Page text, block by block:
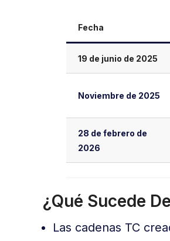
Fecha
19 de junio de 2025
Noviembre de 2025
28 de febrero de
2026
¿Qué Sucede
Las cadenas TC